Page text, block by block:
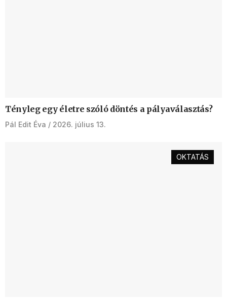
Tényleg egy életre szóló döntés a pályaválasztás?
Pál Edit Éva 2026. július 13.
OKTATÁS